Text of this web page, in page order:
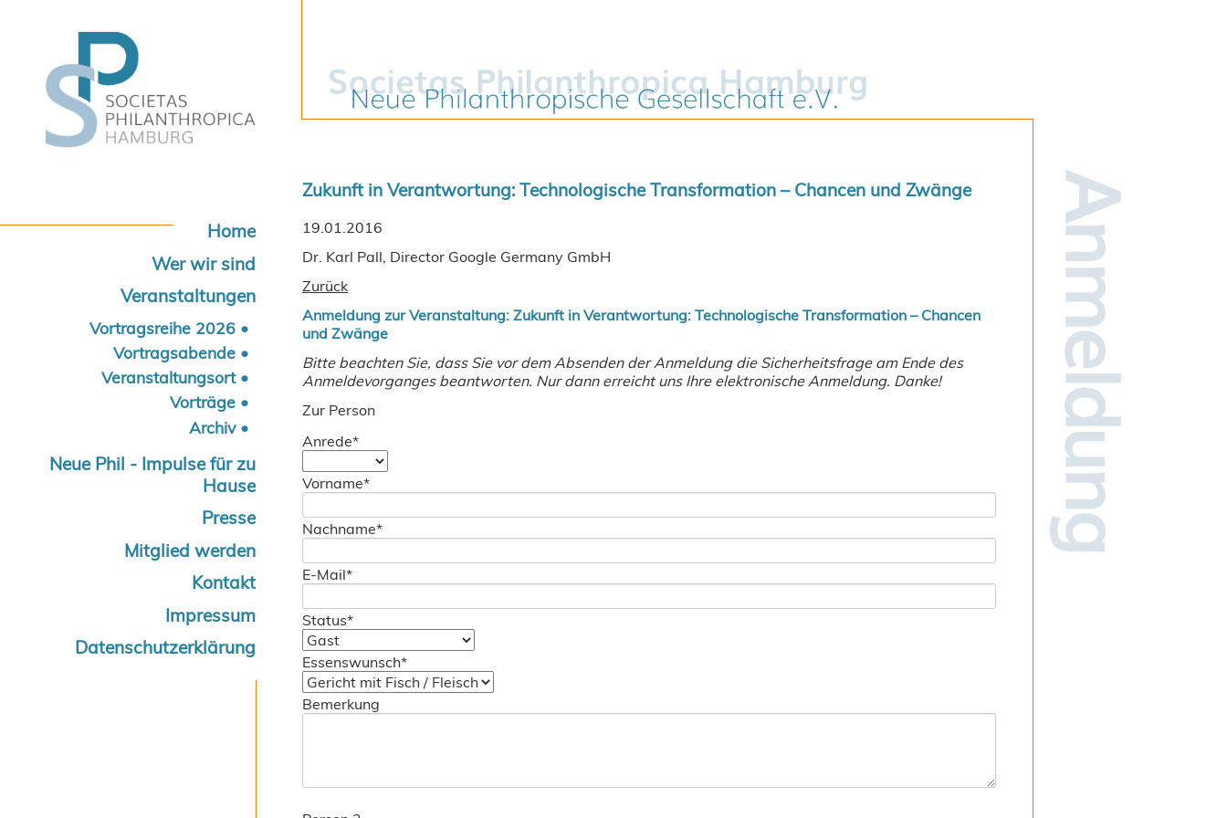
Zukunft in Verantwortung: Technologische Transformation – Chancen und Zwänge
19.01.2016
Dr. Karl Pall, Director Google Germany GmbH
Zurück
Anmeldung zur Veranstaltung: Zukunft in Verantwortung: Technologische Transformation – Chancen
und Zwänge
Bitte beachten Sie, dass Sie vor dem Absenden der Anmeldung die Sicherheitsfrage am Ende des
Anmeldevorganges beantworten. Nur dann erreicht uns Ihre elektronische Anmeldung. Danke!
Zur Person
Pflichtfeld
Anrede*
Pflichtfeld
Vorname*
Pflichtfeld
Nachname*
Pflichtfeld
E-Mail*
Pflichtfeld
Status*
Pflichtfeld
Essenswunsch*
Bemerkung
Navigation
überspringen
Home
Wer wir sind
Veranstaltungen
Vortragsreihe 2026
Vortragsabende
Veranstaltungsort
Vorträge
Archiv
Neue Phil - Impulse für zu
Hause
Presse
Mitglied werden
Kontakt
Impressum
Datenschutzerklärung